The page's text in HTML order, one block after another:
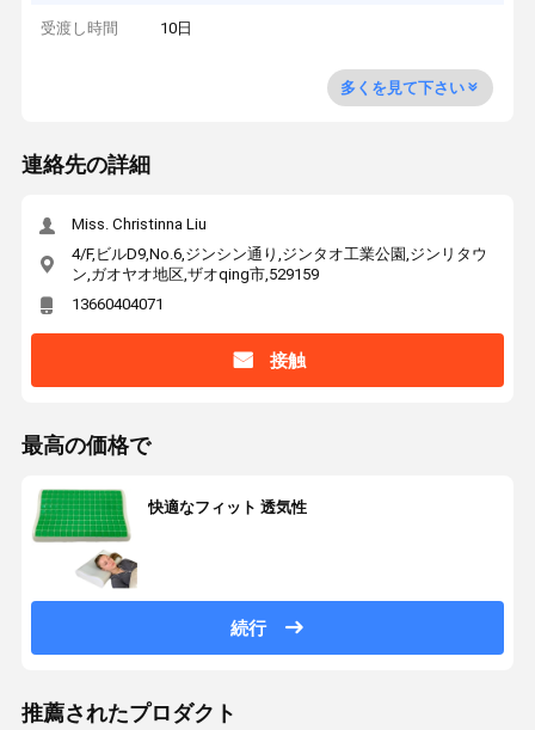
受渡し時間 10日
多くを見て下さい
連絡先の詳細
Miss. Christinna Liu
4/F,ビルD9,No.6,ジンシン通り,ジンタオ工業公園,ジンリタウ
ン,ガオヤオ地区,ザオqing市,529159
13660404071
接触
最高の価格で
快適なフィット 透気性
続行
推薦されたプロダクト